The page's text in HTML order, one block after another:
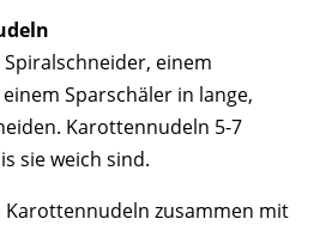
einem
Sparschäler in lange,
Karottennudeln 5-7
sie weich sind.
zusammen mit